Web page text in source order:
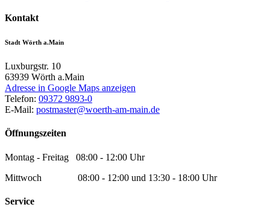
Kontakt
Stadt Wörth a.Main
Luxburgstr. 10
63939 Wörth a.Main
Adresse in Google Maps anzeigen
Telefon: 09372 9893-0
E-Mail: postmaster@woerth-am-main.de
Öffnungszeiten
Montag - Freitag 08:00 - 12:00 Uhr
Mittwoch 08:00 - 12:00 und 13:30 - 18:00 Uhr
Service